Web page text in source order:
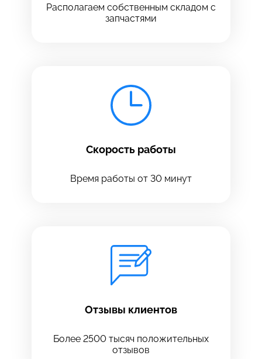
Располагаем собственным складом с
запчастями
Скорость работы
Время работы от 30 минут
Отзывы клиентов
Более 2500 тысяч положительных
отзывов
Введите номер договора